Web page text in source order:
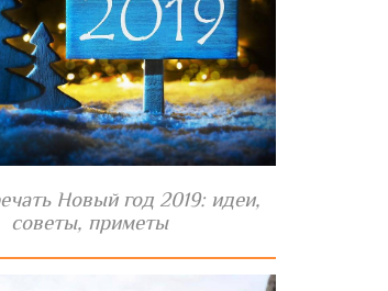
Новый год 2019: идеи,
советы, приметы